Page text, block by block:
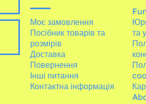
Моє замовлення
Посібник товарів та
розмірів
Доставка
Повернення
Інші питання
Контактна інформація
та